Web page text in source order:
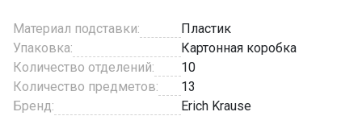
Материал подставки:
Пластик
Упаковка:
Картонная коробка
Количество отделений:
10
Количество предметов:
13
Бренд:
Erich Krause